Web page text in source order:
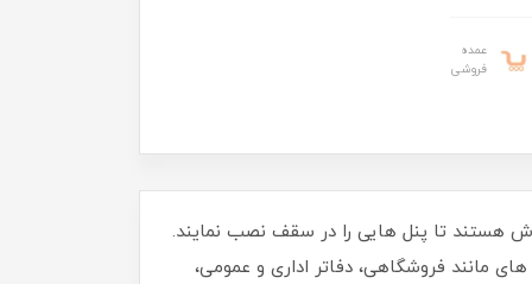
عمده
فروشی
داخلی فضاهای مدرن در تلاش هستند تا پنل هایی را در سقف نصب نمایند.
مانند فروشگاهی، دفاتر اداری و عمومی،